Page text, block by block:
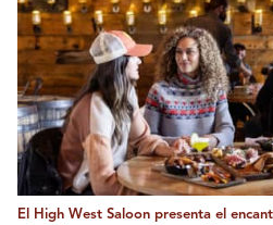
El High West Saloon presenta el